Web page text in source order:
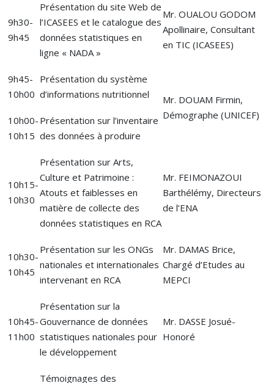
9h30-
9h45
Présentation du site Web de
l’ICASEES et le catalogue des
données statistiques en
ligne « NADA »
Mr. OUALOU GODOM
Apollinaire, Consultant
en TIC (ICASEES)
9h45-
10h00
Présentation du système
d’informations nutritionnel
Mr. DOUAM Firmin,
Démographe (UNICEF)
10h00-
10h15
Présentation sur l’inventaire
des données à produire
10h15-
10h30
Présentation sur Arts,
Culture et Patrimoine :
Atouts et faiblesses en
matière de collecte des
données statistiques en RCA
Mr. FEIMONAZOUI
Barthélémy, Directeurs
de l’ENA
10h30-
10h45
Présentation sur les ONGs
nationales et internationales
intervenant en RCA
Mr. DAMAS Brice,
Chargé d’Etudes au
MEPCI
10h45-
11h00
Présentation sur la
Gouvernance de données
statistiques nationales pour
le développement
Mr. DASSE Josué-
Honoré
Témoignages des